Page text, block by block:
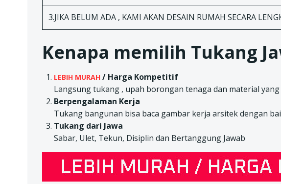
3.JIKA BELUM ADA , KAMI AKAN DESAIN RUMAH SECARA
Kenapa memilih Tukang
LEBIH MURAH / Harga Kompetitif
Langsung tukang , upah borongan tenaga dan material
Berpengalaman Kerja
Tukang bangunan bisa baca gambar kerja arsitek dengan
Tukang dari Jawa
Sabar, Ulet, Tekun, Disiplin dan Bertanggung Jawab